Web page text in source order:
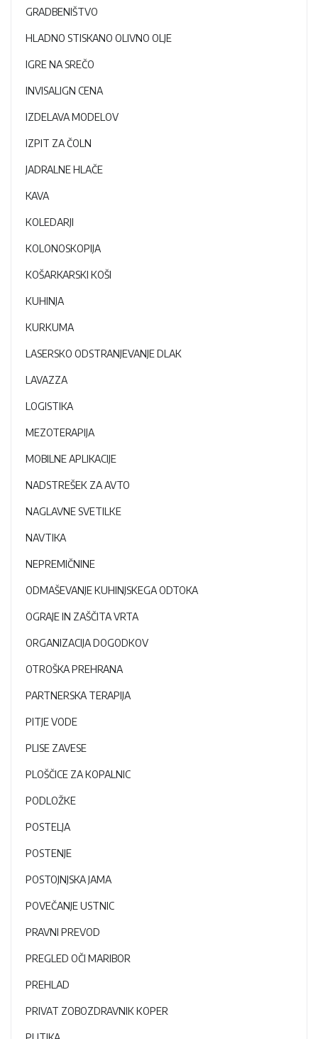
GRADBENIŠTVO
HLADNO STISKANO OLIVNO OLJE
IGRE NA SREČO
INVISALIGN CENA
IZDELAVA MODELOV
IZPIT ZA ČOLN
JADRALNE HLAČE
KAVA
KOLEDARJI
KOLONOSKOPIJA
KOŠARKARSKI KOŠI
KUHINJA
KURKUMA
LASERSKO ODSTRANJEVANJE DLAK
LAVAZZA
LOGISTIKA
MEZOTERAPIJA
MOBILNE APLIKACIJE
NADSTREŠEK ZA AVTO
NAGLAVNE SVETILKE
NAVTIKA
NEPREMIČNINE
ODMAŠEVANJE KUHINJSKEGA ODTOKA
OGRAJE IN ZAŠČITA VRTA
ORGANIZACIJA DOGODKOV
OTROŠKA PREHRANA
PARTNERSKA TERAPIJA
PITJE VODE
PLISE ZAVESE
PLOŠČICE ZA KOPALNIC
PODLOŽKE
POSTELJA
POSTENJE
POSTOJNJSKA JAMA
POVEČANJE USTNIC
PRAVNI PREVOD
PREGLED OČI MARIBOR
PREHLAD
PRIVAT ZOBOZDRAVNIK KOPER